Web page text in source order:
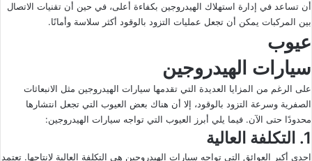
أن تساعد في إدارة استهلاك الهيدروجين بكفاءة أعلى، في حين أن تقنيات الاتصال
بين المركبات يمكن أن تجعل عمليات التزود بالوقود أكثر سلاسة وأمانًا.
عيوب
سيارات الهيدروجين
على الرغم من المزايا العديدة التي تقدمها سيارات الهيدروجين مثل الانبعاثات
الصفرية وسرعة التزود بالوقود، إلا أن هناك بعض العيوب التي تجعل انتشارها
محدودًا حتى الآن. فيما يلي أبرز العيوب التي تواجه سيارات الهيدروجين:
1. التكلفة العالية
إحدى أكبر العوائق التي تواجه سيارات الهيدروجين هي التكلفة العالية لإنتاجها. تعتمد